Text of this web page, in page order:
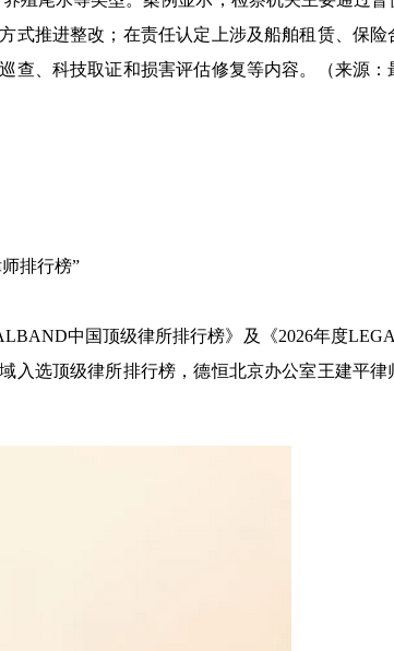
式推进整改；在责任认定上涉及船舶租赁、保险
查、科技取证和损害评估修复等内容。（来源：
排行榜”
中国顶级律所排行榜》及《2026年度
入选顶级律所排行榜，德恒北京办公室王建平律